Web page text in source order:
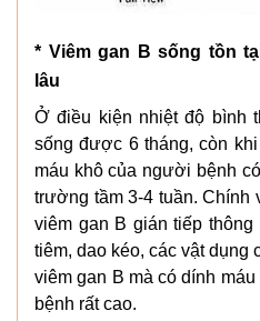
* Viêm gan B sống tồn
lâu
Ở điều kiện nhiệt độ bình
sống được 6 tháng, còn
máu khô của người bệnh
trường tầm 3-4 tuần. Chính
viêm gan B gián tiếp
tiêm, dao kéo, các vật
viêm gan B mà có dính
bệnh rất cao.